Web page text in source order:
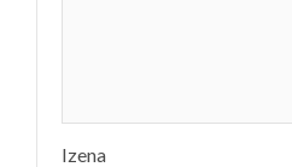
Izena